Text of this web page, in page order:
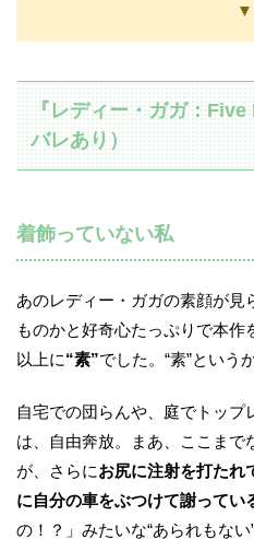
▼
『レディー・ガガ：
バレあり）
着飾っていない私
あのレディー・ガガの素顔が見
ものかと好奇心たっぷりで本作
以上に“素”でした。“素”という
自宅での団らんや、庭でトッ
は、自由奔放。まあ、ここまで
が、さらにお尻に注射を打たれ
に自分の車をぶつけて謝ってい
の！？」みたいな“あられもない